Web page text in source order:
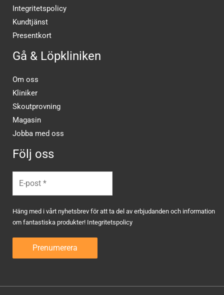
Integritetspolicy
Kundtjänst
Presentkort
Gå & Löpkliniken
Om oss
Kliniker
Skoutprovning
Magasin
Jobba med oss
Följ oss
Häng med i vårt nyhetsbrev för att ta del av erbjudanden och information
om fantastiska produkter! Integritetspolicy